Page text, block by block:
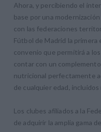
Ahora, y percibiendo el
base por una
con las federaciones
Fútbol de Madrid la
convenio que permitirá a
contar con un
nutricional perfectamente
de cualquier edad, incluidos
Los clubes afiliados a la
de adquirir la amplia gama